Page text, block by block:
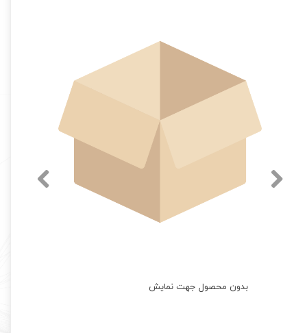
بدون محصول جهت نمایش